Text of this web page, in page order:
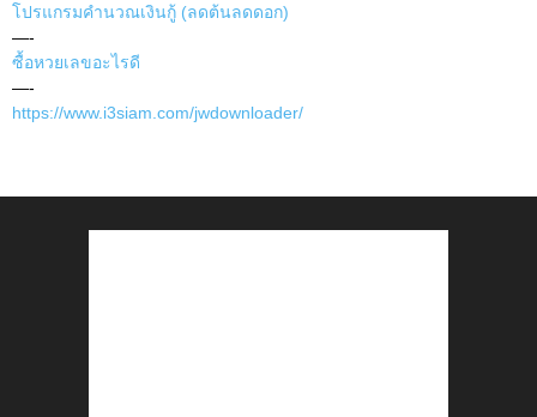
โปรแกรมคำนวณเงินกู้ (ลดต้นลดดอก)
—-
ซื้อหวยเลขอะไรดี
—-
https://www.i3siam.com/jwdownloader/